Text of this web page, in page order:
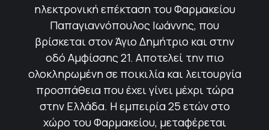
ηλεκτρονική επέκταση του Φαρμακείου
Παπαγιαννόπουλος Ιωάννης, που
βρίσκεται στον Άγιο Δημήτριο και στην
οδό Αμφίσσης 21. Αποτελεί την πιο
ολοκληρωμένη σε ποικιλία και λειτουργία
προσπάθεια που έχει γίνει μέχρι τώρα
στην Ελλάδα. Η εμπειρία 25 ετών στο
χώρο του Φαρμακείου, μεταφέρεται